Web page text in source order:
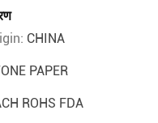
CHINA
PAPER
ROHS FDA